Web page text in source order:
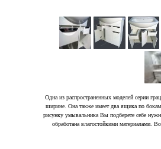
Одна из распространенных моделей серии
ширине. Она также имеет два ящика по
рисунку умывальника Вы подберете себе
обработана влагостойкими материалами.